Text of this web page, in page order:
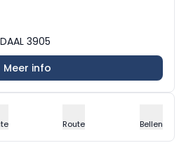
3905
Meer info
Route Bellen